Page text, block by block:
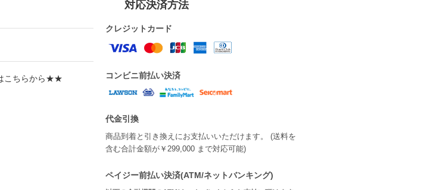
こちらから★★
対応決済方法
クレジットカード
コンビニ前払い決済
代金引換
商品到着と引き換えにお支払いいただけます。 (送料を
含む合計金額が￥299,000 まで対応可能)
ペイジー前払い決済(ATM/ネットバンキング)